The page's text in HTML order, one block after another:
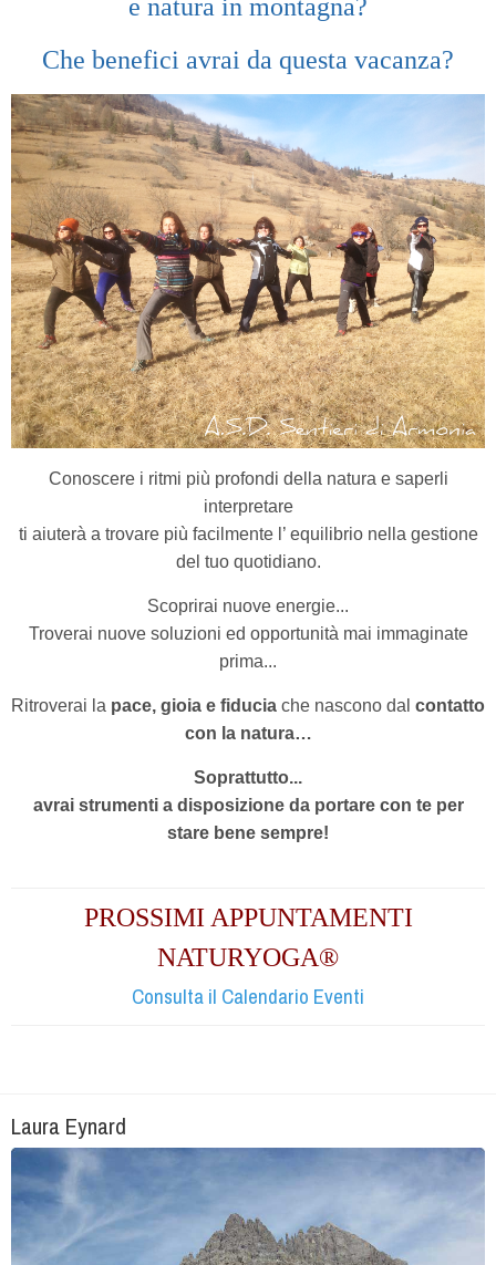
e natura in montagna?
Che benefici avrai da questa vacanza?
Conoscere i ritmi più profondi della natura e saperli
interpretare
ti aiuterà a trovare più facilmente l’ equilibrio nella gestione
del tuo quotidiano.
Scoprirai nuove energie...
Troverai nuove soluzioni ed opportunità mai immaginate
prima...
Ritroverai la pace, gioia e fiducia che nascono dal contatto
con la natura…
Soprattutto...
avrai strumenti a disposizione da portare con te per
stare bene sempre!
PROSSIMI APPUNTAMENTI
NATURYOGA®
Consulta il Calendario Eventi
Laura Eynard